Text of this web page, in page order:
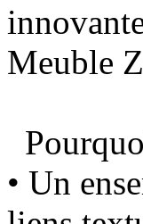
Meuble
• Un